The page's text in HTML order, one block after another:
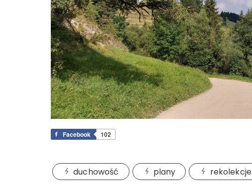
Facebook 102
duchowość plany rekolekcje